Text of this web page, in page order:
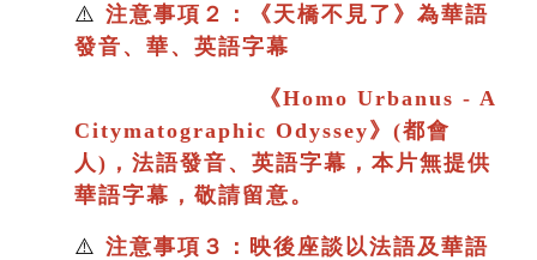
⚠️ 注意事項２： 《天橋不見了 》 為華語
發音、華、英語字幕
《Homo Urbanus - A
Citymatographic Odyssey》(都會
人)，法語發音、英語字幕，本片無提供
華語字幕，敬請留意。
⚠️ 注意事項３：映後座談以法語及華語